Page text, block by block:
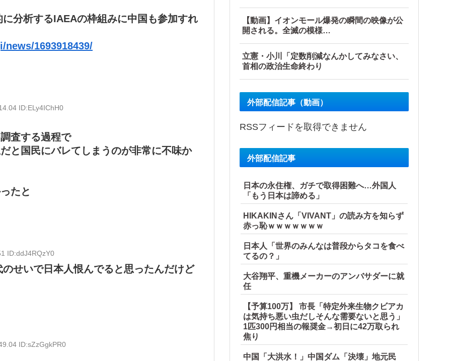
分析するIAEAの枠組みに中国も参加すれ
1693918439/
ID:ELy4IChH0
査する過程で
と国民にバレてしまうのが非常に不味か
たと
ID:ddJ4RQzY0
せいで日本人恨んでると思ったんだけど
ID:sZzGgkPR0
【動画】イオンモール爆発の瞬間の映像が公
開される。全滅の模様…
立憲・小川「定数削減なんかしてみなさい、
首相の政治生命終わり
外部配信記事（動画）
RSSフィードを取得できません
外部配信記事
日本の永住権、ガチで取得困難へ…外国人
「もう日本は諦める」
HIKAKINさん「VIVANT」の読み方を知らず
赤っ恥ｗｗｗｗｗｗｗ
日本人「世界のみんなは普段からタコを食べ
てるの？」
大谷翔平、重機メーカーのアンバサダーに就
任
【予算100万】 市長「特定外来生物クビアカ
は気持ち悪い虫だしそんな需要ないと思う」
1匹300円相当の報奨金→初日に42万取られ
焦り
中国「大洪水！」中国ダム「決壊」地元民